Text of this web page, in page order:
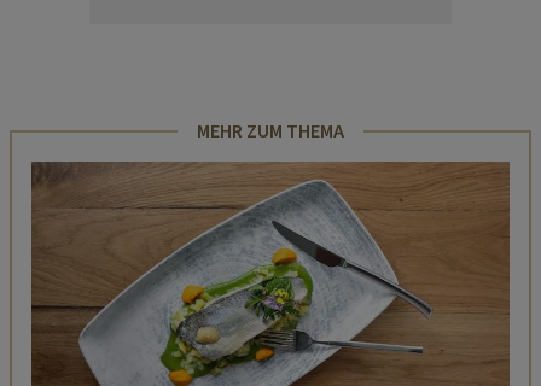
MEHR ZUM THEMA